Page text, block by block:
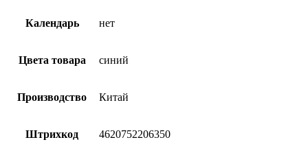
Календарь нет
Цвета товара синий
Производство Китай
Штрихкод 4620752206350